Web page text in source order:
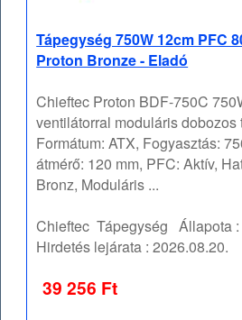
Tápegység 750W 12cm PFC
Proton Bronze - Eladó
Chieftec Proton BDF-750C
ventilátorral moduláris dobozos
Formátum: ATX, Fogyasztás:
átmérő: 120 mm, PFC: Aktív,
Bronz, Moduláris ...
Chieftec Tápegység Állapota :
Hirdetés lejárata :2026.08.20.
39 256 Ft